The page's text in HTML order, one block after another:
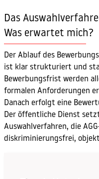
Das
Was erwartet mich?
Der Ablauf des
ist klar strukturiert und
Bewerbungsfrist werden
formalen Anforderungen
Danach erfolgt eine
Der öffentliche Dienst
Auswahlverfahren, die
diskriminierungsfrei,